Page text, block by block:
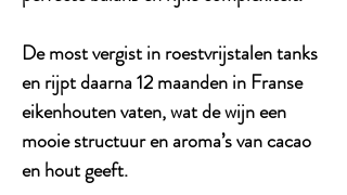
De most vergist in roestvrijstalen tanks
en rijpt daarna 12 maanden in Franse
eikenhouten vaten, wat de wijn een
mooie structuur en aroma’s van cacao
en hout geeft.